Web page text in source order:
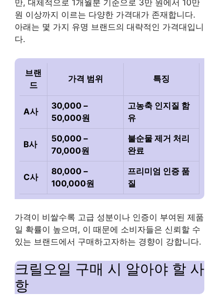
만, 대체적으로 1개월분 기준으로 3만 원에서 10만
원 이상까지 이르는 다양한 가격대가 존재합니다.
아래는 몇 가지 유명 브랜드의 대략적인 가격대입니
다.
브랜
드
가격 범위 특징
A사
30,000 –
50,000원
고농축 인지질 함
유
B사
50,000 –
70,000원
불순물 제거 처리
완료
C사
80,000 –
100,000원
프리미엄 인증 품
질
가격이 비쌀수록 고급 성분이나 인증이 부여된 제품
일 확률이 높으며, 이 때문에 소비자들은 신뢰할 수
있는 브랜드에서 구매하고자하는 경향이 강합니다.
크릴오일 구매 시 알아야 할 사
항